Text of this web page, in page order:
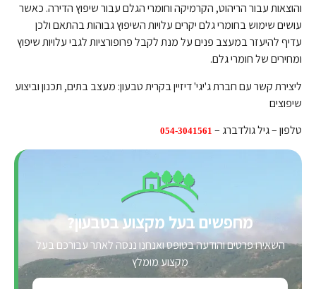
והוצאות עבור הריהוט, הקרמיקה וחומרי הגלם עבור שיפוץ הדירה. כאשר
עושים שימוש בחומרי גלם יקרים עלויות השיפוץ גבוהות בהתאם ולכן
עדיף להיעזר במעצב פנים על מנת לקבל פרופורציות לגבי עלויות שיפוץ
ומחירים של חומרי גלם.
ליצירת קשר עם חברת ג'יגי' דיזיין בקרית טבעון: מעצב בתים, תכנון וביצוע
שיפוצים
טלפון – גיל גולדברג – 054-3041561
מחפשים בעל מקצוע בטבעון?
השאירו פרטים והודעה בטופס ואנחנו ננסה לאתר עבורכם בעל
מקצוע מומלץ